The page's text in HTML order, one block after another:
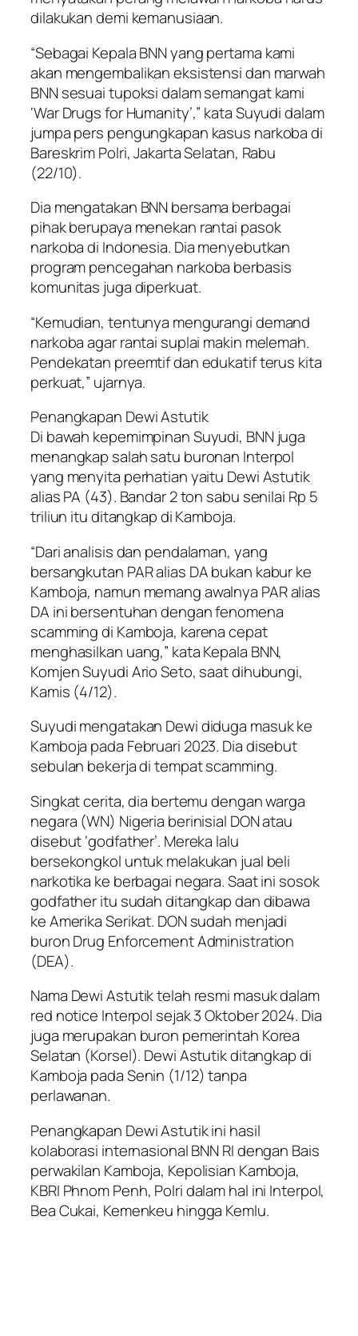
dilakukan demi kemanusiaan.
“Sebagai Kepala BNN yang pertama kami
akan mengembalikan eksistensi dan marwah
BNN sesuai tupoksi dalam semangat kami
‘War Drugs for Humanity’,” kata Suyudi dalam
jumpa pers pengungkapan kasus narkoba di
Bareskrim Polri, Jakarta Selatan, Rabu
(22/10).
Dia mengatakan BNN bersama berbagai
pihak berupaya menekan rantai pasok
narkoba di Indonesia. Dia menyebutkan
program pencegahan narkoba berbasis
komunitas juga diperkuat.
“Kemudian, tentunya mengurangi demand
narkoba agar rantai suplai makin melemah.
Pendekatan preemtif dan edukatif terus kita
perkuat,” ujarnya.
Penangkapan Dewi Astutik
Di bawah kepemimpinan Suyudi, BNN juga
menangkap salah satu buronan Interpol
yang menyita perhatian yaitu Dewi Astutik
alias PA (43). Bandar 2 ton sabu senilai Rp 5
triliun itu ditangkap di Kamboja.
“Dari analisis dan pendalaman, yang
bersangkutan PAR alias DA bukan kabur ke
Kamboja, namun memang awalnya PAR alias
DA ini bersentuhan dengan fenomena
scamming di Kamboja, karena cepat
menghasilkan uang,” kata Kepala BNN,
Komjen Suyudi Ario Seto, saat dihubungi,
Kamis (4/12).
Suyudi mengatakan Dewi diduga masuk ke
Kamboja pada Februari 2023. Dia disebut
sebulan bekerja di tempat scamming.
Singkat cerita, dia bertemu dengan warga
negara (WN) Nigeria berinisial DON atau
disebut ‘godfather’. Mereka lalu
bersekongkol untuk melakukan jual beli
narkotika ke berbagai negara. Saat ini sosok
godfather itu sudah ditangkap dan dibawa
ke Amerika Serikat. DON sudah menjadi
buron Drug Enforcement Administration
(DEA).
Nama Dewi Astutik telah resmi masuk dalam
red notice Interpol sejak 3 Oktober 2024. Dia
juga merupakan buron pemerintah Korea
Selatan (Korsel). Dewi Astutik ditangkap di
Kamboja pada Senin (1/12) tanpa
perlawanan.
Penangkapan Dewi Astutik ini hasil
kolaborasi internasional BNN RI dengan Bais
perwakilan Kamboja, Kepolisian Kamboja,
KBRI Phnom Penh, Polri dalam hal ini Interpol,
Bea Cukai, Kemenkeu hingga Kemlu.